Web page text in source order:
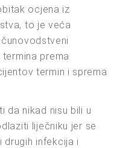
ocjena iz
to je veća
prema
termin i sprema
da nikad nisu bili u
liječniku jer se
drugih infekcija i